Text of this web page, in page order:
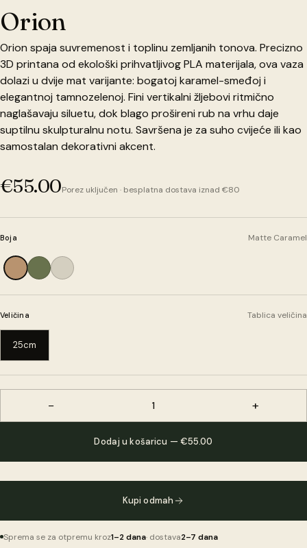
Orion
Orion spaja suvremenost i toplinu zemljanih tonova. Precizno
3D printana od ekološki prihvatljivog PLA materijala, ova vaza
dolazi u dvije mat varijante: bogatoj karamel-smeđoj i
elegantnoj tamnozelenoj. Fini vertikalni žljebovi ritmično
naglašavaju siluetu, dok blago prošireni rub na vrhu daje
suptilnu skulpturalnu notu. Savršena je za suho cvijeće ili kao
samostalan dekorativni akcent.
€55.00Porez uključen · besplatna dostava iznad €80
Boja Matte Caramel
Veličina Tablica veličina
25cm
− 1 +
Dodaj u košaricu — €55.00
Kupi odmah
Sprema se za otpremu kroz1–2 dana· dostava2–7 dana